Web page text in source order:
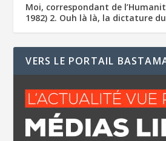
Moi, correspondant de
1982) 2. Ouh là là, la dictature
VERS LE PORTAIL